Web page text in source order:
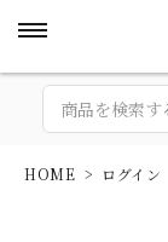
HOME ログイン